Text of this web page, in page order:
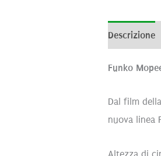
Descrizione
Funko
Dal film
nuova linea
Altezza di